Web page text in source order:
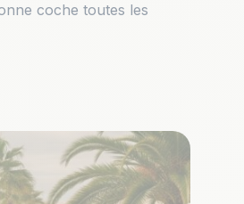
coche toutes les